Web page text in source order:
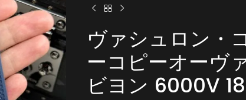
ヴァシュロン・
ーコピーオーヴ
ビヨン 6000V